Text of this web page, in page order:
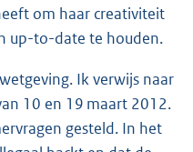
om haar creativiteit
up-to-date te houden.
Ik verwijs naar
10 en 19 maart 2012.
gesteld. In het